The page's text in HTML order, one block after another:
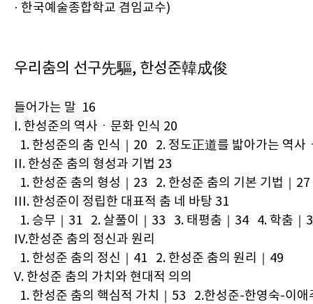
· 한국예술종합학교 겸임교수)
우리춤의 선구先驅, 한성준韓成俊
들어가는 말 16
I. 한성준의 역사ㆍ문화 인식 20
1. 한성준의 춤 인식｜20 2. 정도正道를 밟아가는 역사
II. 한성준 춤의 형성과 기법 23
1. 한성준 춤의 형성｜23 2. 한성준 춤의 기본 기법｜27
III. 한성준이 정립한 대표적 춤 네 바탕 31
1. 승무｜31 2. 살풀이｜33 3. 태평춤｜34 4. 학춤｜
IV.한성준 춤의 정신과 원리
1. 한성준 춤의 정신｜41 2. 한성준 춤의 원리｜49
V. 한성준 춤의 가치와 현대적 의의
1. 한성준 춤의 핵심적 가치｜53 2.한성준-한영숙-이애